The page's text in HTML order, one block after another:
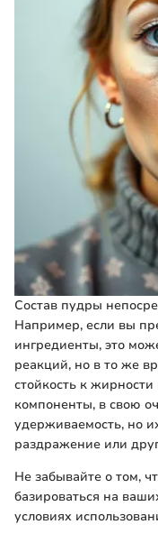
Состав пудры
Например, если вы
ингредиенты, это
реакций, но в то же
стойкость к
компоненты, в свою
удерживаемость, но
раздражение или
Не забывайте о том,
базироваться на
условиях